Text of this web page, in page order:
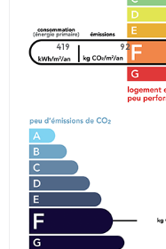
419 92